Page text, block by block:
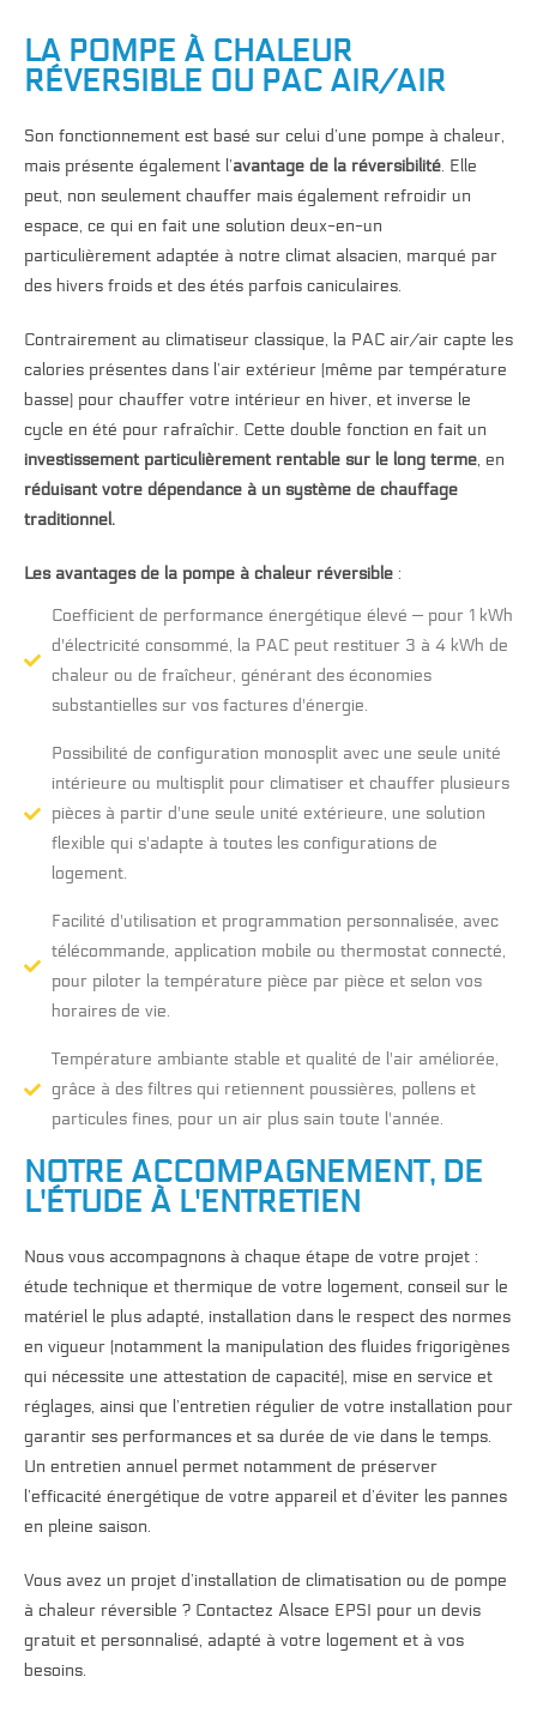
LA POMPE À CHALEUR
RÉVERSIBLE OU PAC AIR/AIR
Son fonctionnement est basé sur celui d’une pompe à chaleur,
mais présente également l’avantage de la réversibilité. Elle
peut, non seulement chauffer mais également refroidir un
espace, ce qui en fait une solution deux-en-un
particulièrement adaptée à notre climat alsacien, marqué par
des hivers froids et des étés parfois caniculaires.
Contrairement au climatiseur classique, la PAC air/air capte les
calories présentes dans l’air extérieur (même par température
basse) pour chauffer votre intérieur en hiver, et inverse le
cycle en été pour rafraîchir. Cette double fonction en fait un
investissement particulièrement rentable sur le long terme, en
réduisant votre dépendance à un système de chauffage
traditionnel.
Les avantages de la pompe à chaleur réversible :
Coefficient de performance énergétique élevé — pour 1 kWh
d'électricité consommé, la PAC peut restituer 3 à 4 kWh de
chaleur ou de fraîcheur, générant des économies
substantielles sur vos factures d'énergie.
Possibilité de configuration monosplit avec une seule unité
intérieure ou multisplit pour climatiser et chauffer plusieurs
pièces à partir d'une seule unité extérieure, une solution
flexible qui s'adapte à toutes les configurations de
logement.
Facilité d'utilisation et programmation personnalisée, avec
télécommande, application mobile ou thermostat connecté,
pour piloter la température pièce par pièce et selon vos
horaires de vie.
Température ambiante stable et qualité de l'air améliorée,
grâce à des filtres qui retiennent poussières, pollens et
particules fines, pour un air plus sain toute l'année.
NOTRE ACCOMPAGNEMENT, DE
L'ÉTUDE À L'ENTRETIEN
Nous vous accompagnons à chaque étape de votre projet :
étude technique et thermique de votre logement, conseil sur le
matériel le plus adapté, installation dans le respect des normes
en vigueur (notamment la manipulation des fluides frigorigènes
qui nécessite une attestation de capacité), mise en service et
réglages, ainsi que l’entretien régulier de votre installation pour
garantir ses performances et sa durée de vie dans le temps.
Un entretien annuel permet notamment de préserver
l’efficacité énergétique de votre appareil et d’éviter les pannes
en pleine saison.
Vous avez un projet d’installation de climatisation ou de pompe
à chaleur réversible ? Contactez Alsace EPSI pour un devis
gratuit et personnalisé, adapté à votre logement et à vos
besoins.